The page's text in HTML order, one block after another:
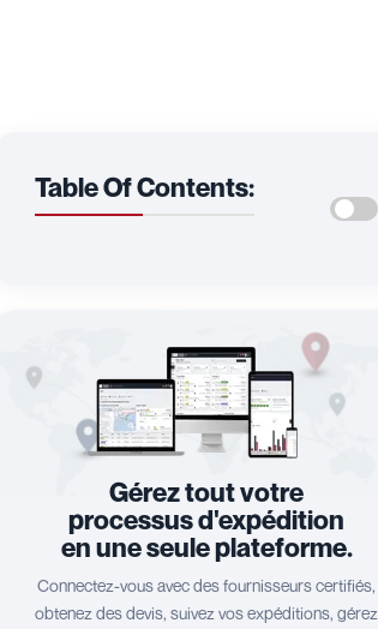
Table Of Contents:
Gérez tout votre
processus d'expédition
en une seule plateforme.
Connectez-vous avec des fournisseurs certifiés,
obtenez des devis, suivez vos expéditions, gérez